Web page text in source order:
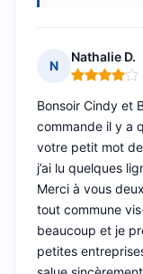
N
Nathalie D.
Note : 4 sur
Bonsoir Cindy et
commande il y a
votre petit mot
j’ai lu quelques
Merci à vous
tout commune
beaucoup et je
petites